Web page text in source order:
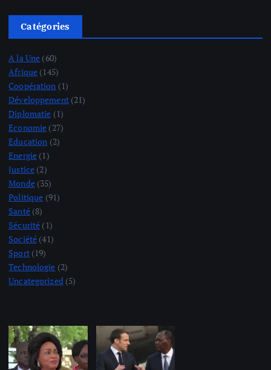
Catégories
A la Une (60)
Afrique (145)
Coopération (1)
Développement(21)
Diplomatie (1)
Economie (27)
Education (2)
Energie (1)
Justice (2)
Monde(35)
Politique (91)
Santé(8)
Sécurité (1)
Société (41)
Sport(19)
Technologie (2)
Uncategorized(5)